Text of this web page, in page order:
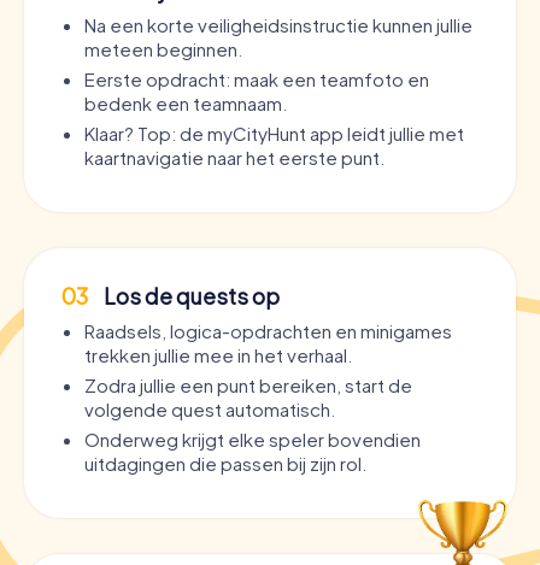
Na een korte veiligheidsinstructie kunnen jullie
meteen beginnen.
Eerste opdracht: maak een teamfoto en
bedenk een teamnaam.
Klaar? Top: de myCityHunt app leidt jullie met
kaartnavigatie naar het eerste punt.
03 Los de quests op
Raadsels, logica-opdrachten en minigames
trekken jullie mee in het verhaal.
Zodra jullie een punt bereiken, start de
volgende quest automatisch.
Onderweg krijgt elke speler bovendien
uitdagingen die passen bij zijn rol.